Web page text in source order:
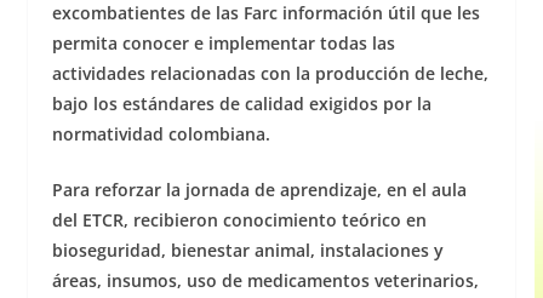
excombatientes de las Farc información útil que les
permita conocer e implementar todas las
actividades relacionadas con la producción de leche,
bajo los estándares de calidad exigidos por la
normatividad colombiana.
Para reforzar la jornada de aprendizaje, en el aula
del ETCR, recibieron conocimiento teórico en
bioseguridad, bienestar animal, instalaciones y
áreas, insumos, uso de medicamentos veterinarios,